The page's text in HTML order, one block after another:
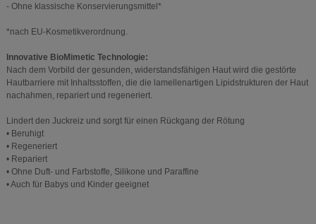
- Ohne klassische Konservierungsmittel*
*nach EU-Kosmetikverordnung.
Innovative BioMimetic Technologie:
Nach dem Vorbild der gesunden, widerstandsfähigen Haut wird die gestörte
Hautbarriere mit Inhaltsstoffen, die die lamellenartigen Lipidstrukturen der Haut
nachahmen, repariert und regeneriert.
Lindert den Juckreiz und sorgt für einen Rückgang der Rötung
• Beruhigt
• Regeneriert
• Repariert
• Ohne Duft- und Farbstoffe, Silikone und Paraffine
• Auch für Babys und Kinder geeignet